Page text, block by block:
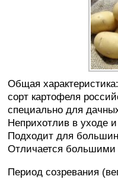
Общая
сорт картофеля
специально для
Неприхотлив в уходе
Подходит для
Отличается большими
Период созревания